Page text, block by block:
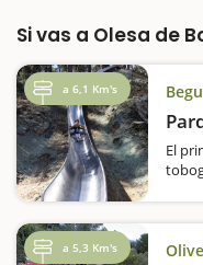
Si vas a Olesa de
a 6,1 Km's
El
de
a 5,3 Km's